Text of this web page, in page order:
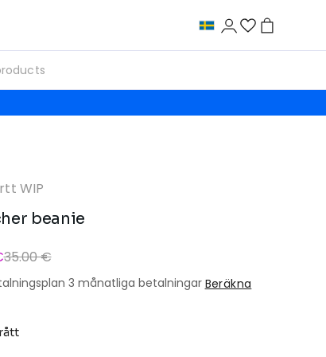
WIP
beanie
35.00 €
3 månatliga betalningarBeräkna